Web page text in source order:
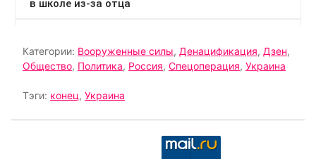
Категории: Вооруженные силы, Денацификация, Дзен,
Общество, Политика, Россия, Спецоперация, Украина
Тэги: конец, Украина